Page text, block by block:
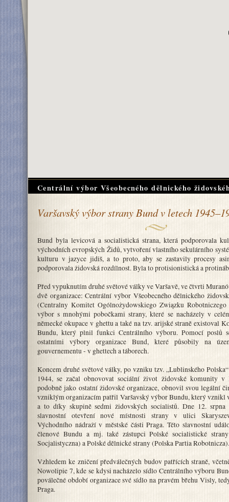
Centrální výbor Všeobecného dělnického
Varšavský výbor strany Bund v letech
Bund byla levicová a socialistická strana, která podporovala
východních evropských Židů, vytvoření vlastního sekulárního
kulturu v jazyce jidiš, a to proto, aby se zastavily procesy
podporovala židovská rozdílnost. Byla to protisionistická a
Před vypuknutím druhé světové války ve Varšavě, ve čtvrti
dvě organizace: Centrální výbor Všeobecného dělnického
(Centralny Komitet Ogólnożydowskiego Związku
výbor s mnohými pobočkami strany, které se nacházely v
německé okupace v ghettu a také na tzv. arijské straně existoval
Bundu, který plnil funkci Centrálního výboru. Pomocí poslů
ostatními výbory organizace Bund, které působily na
gouvernementu - v ghettech a táborech.
Koncem druhé světové války, po vzniku tzv. „Lublinského
1944, se začal obnovovat sociální život židovské komunity v
podobně jako ostatní židovské organizace, obnovil svou legální
vzniklým organizacím patřil Varšavský výbor Bundu, který vznikl
a to díky skupině sedmi židovských socialistů. Dne 12. srpna
slavnostní otevření nové místnosti strany v ulici
Východního nádraží v městské části Praga. Této slavnostní
členové Bundu a mj. také zástupci Polské socialistické
Socjalistyczna) a Polské dělnické strany (Polska Partia Robotnicza).
Vzhledem ke zničení předválečných budov patřících straně,
Nowolipie 7, kde se kdysi nacházelo sídlo Centrálního výboru
poválečné období organizace své sídlo na pravém břehu Visly,
Praga.